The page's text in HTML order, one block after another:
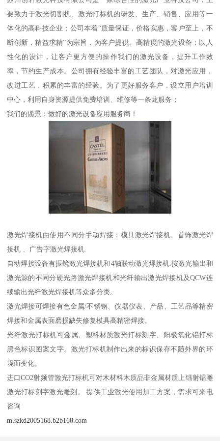
要致力于激光切割机、激光打标机的研发、生产、销售、应用等一
体化的高科技企业；公司本着“质量保证，价格实惠，客户至上，不
断创新，精益求精”为宗旨，为客户提供、高精度的激光设备；以人
性化的设计，让客户更方便的操作我们的激光设备，提升工作效
率，节约生产成本。公司拥有经验丰富的工艺团队，对激光应用，
改进工艺，积累的丰富的经验。为了更好服务客户，设立用户培训
中心，利用自身资源提供免费培训、维修等一条龙服务；
我们的愿景：做好的激光设备应用服务商！
激光焊接机由使用不同分手动焊接：模具激光焊接机、首饰激光焊
接机 、广告字激光焊接机.
自动焊接设备有振镜激光焊接机和4轴联动激光焊接机.按激光输出和
激光源的不同分硬光路激光焊接机和光纤输出激光焊接机及QCW连
续输出光纤激光焊接机等众多分类。
激光焊接可焊接有色金属/不锈钢、仪器仪表、产品、工艺品等精密
焊接和金属表面磨损缺失修复模具高精密焊接。
光纤激光打标机可金属、塑料材质激光打标刻字、阳极氧化铝打标
黑色标识图案文字。激光打标机制作出来的标识保存不随外界的环
境而变化。
进口CO2射频管激光打标机可对木材料木质品非金属材质上镭射镭雕
激光打标刻字激光雕刻。 提供工业激光使用加工方案，需求可来电
咨询
m.szkd2005168.b2b168.com